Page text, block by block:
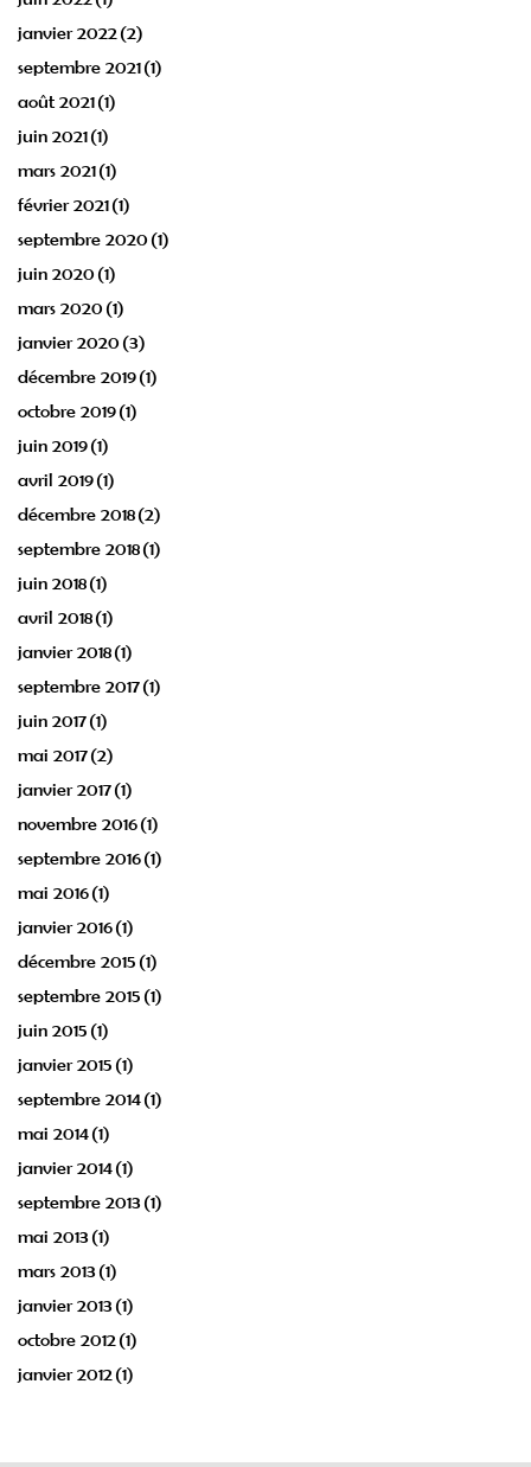
janvier 2022 (2)
septembre 2021(1)
août 2021(1)
juin 2021(1)
mars 2021(1)
février 2021(1)
septembre 2020 (1)
juin 2020 (1)
mars 2020 (1)
janvier 2020 (3)
décembre 2019(1)
octobre 2019(1)
juin 2019(1)
avril 2019(1)
décembre 2018(2)
septembre 2018(1)
juin 2018(1)
avril 2018(1)
janvier 2018(1)
septembre 2017(1)
juin 2017(1)
mai 2017(2)
janvier 2017(1)
novembre 2016(1)
septembre 2016(1)
mai 2016(1)
janvier 2016(1)
décembre 2015 (1)
septembre 2015 (1)
juin 2015 (1)
janvier 2015 (1)
septembre 2014(1)
mai 2014(1)
janvier 2014(1)
septembre 2013(1)
mai 2013(1)
mars 2013(1)
janvier 2013(1)
octobre 2012 (1)
janvier 2012 (1)